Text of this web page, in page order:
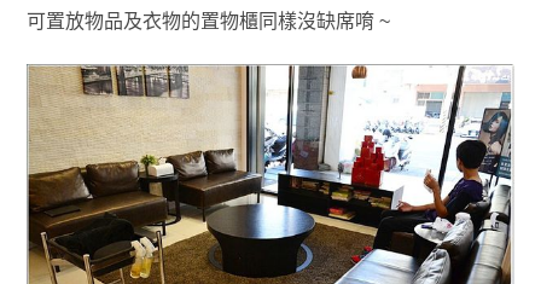
可置放物品及衣物的置物櫃同樣沒缺席唷 ~